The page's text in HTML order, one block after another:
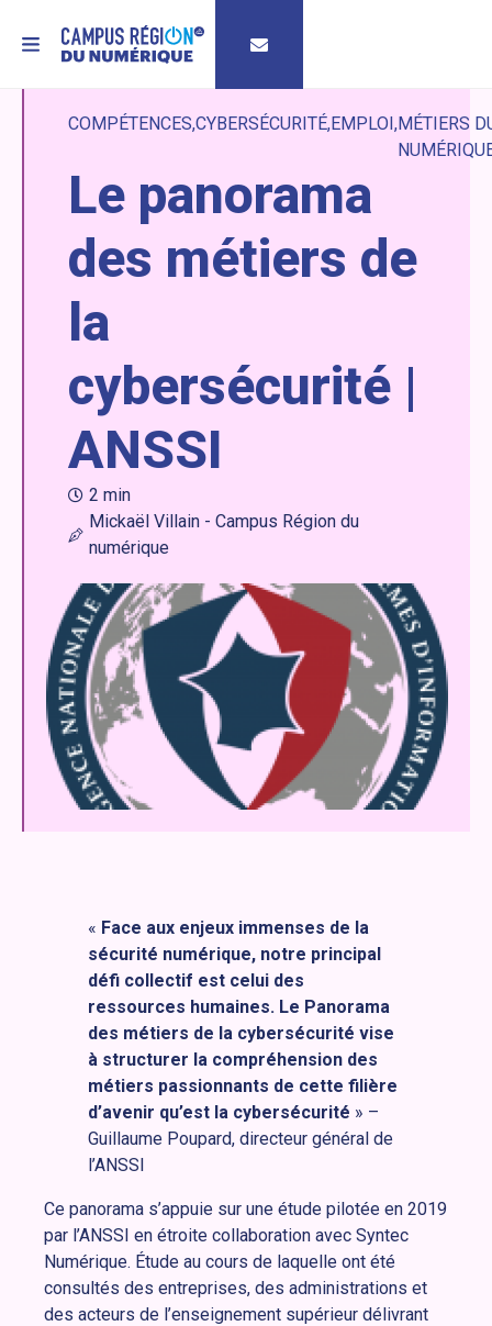
MENU
COMPÉTENCES CYBERSÉCURITÉ EMPLOI MÉTIERS
Le panorama
des métiers de
la
cybersécurité |
ANSSI
2 min
Mickaël Villain - Campus Région du
numérique
« Face aux enjeux immenses de la
sécurité numérique, notre principal
défi collectif est celui des
ressources humaines. Le Panorama
des métiers de la cybersécurité vise
à structurer la compréhension des
métiers passionnants de cette filière
d’avenir qu’est la cybersécurité » –
Guillaume Poupard, directeur général de
l’ANSSI
Ce panorama s’appuie sur une étude pilotée en 2019
par l’ANSSI en étroite collaboration avec Syntec
Numérique. Étude au cours de laquelle ont été
consultés des entreprises, des administrations et
des acteurs de l’enseignement supérieur délivrant